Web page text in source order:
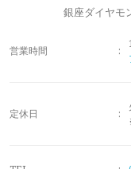
永久保証サービス
セミ・フルオーダー
銀座ダイヤモ
営業時間 :
定休日 :